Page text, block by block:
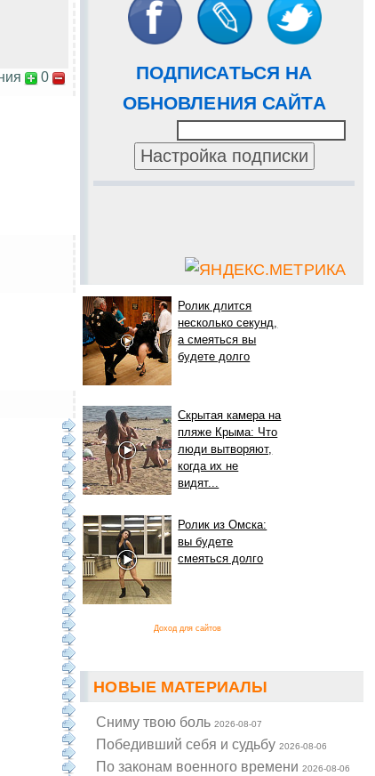
ПОДПИСАТЬСЯ НА
ОБНОВЛЕНИЯ САЙТА
Ролик длится
несколько секунд,
а смеяться вы
будете долго
Скрытая камера на
пляже Крыма: Что
люди вытворяют,
когда их не
видят...
Ролик из Омска:
вы будете
смеяться долго
Доход для сайтов
НОВЫЕ МАТЕРИАЛЫ
Cниму твою боль2026-08-07
Победивший себя и судьбу2026-08-06
По законам военного времени2026-08-06
0